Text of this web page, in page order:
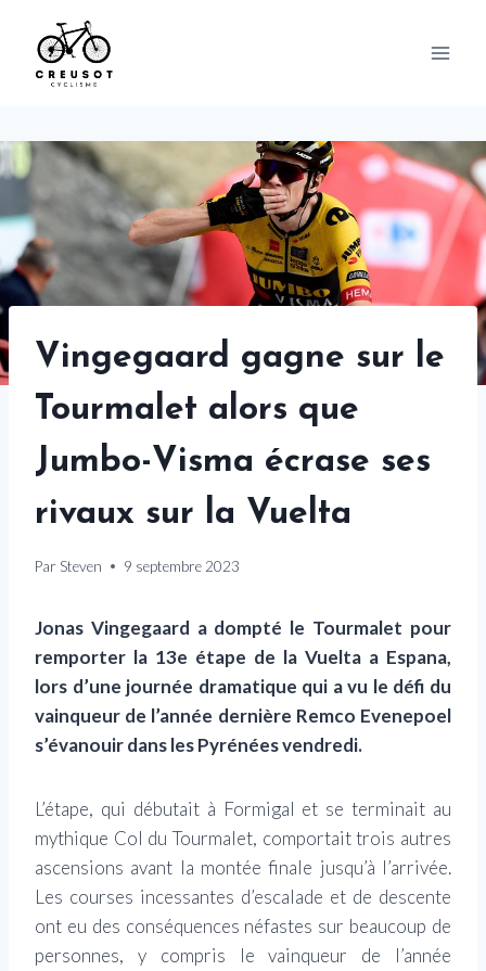
content
Vingegaard gagne sur le
Tourmalet alors que
Jumbo-Visma écrase ses
rivaux sur la Vuelta
Par Steven 9 septembre 2023
Jonas Vingegaard a dompté le Tourmalet pour
remporter la 13e étape de la Vuelta a Espana,
lors d’une journée dramatique qui a vu le défi du
vainqueur de l’année dernière Remco Evenepoel
s’évanouir dans les Pyrénées vendredi.
L’étape, qui débutait à Formigal et se terminait au
mythique Col du Tourmalet, comportait trois autres
ascensions avant la montée finale jusqu’à l’arrivée.
Les courses incessantes d’escalade et de descente
ont eu des conséquences néfastes sur beaucoup de
personnes, y compris le vainqueur de l’année